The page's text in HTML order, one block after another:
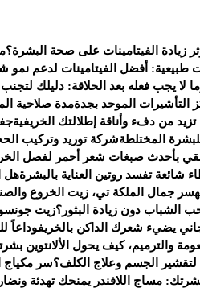
زيادة الفيتامينات على صحة البشرة؟
طبيعية: أفضل الفيتامينات لدعم نمو
لا يجب فعله بعد الحلاقة: دليلك لتجنب
التأشيرات الموحد بجدةمدة صلاحية
من دفء وأناقة إطلالتك الخريفية
المختلطةشركة توريد وتركيب
بأحدث صبغات شعر أحمر لفصل
هل
سر جمال الملكة تي، زيت الخروع
الشباب دون زيادة البثور؟زيت
يضيء شعرك الداكن بالخريفوداعاً
والترميم، كيف يحول الألانتوين
لتقشير الجسم وعلاج الكلف؟سر مكياج
مساج اللافندر يمنحك تهدئة